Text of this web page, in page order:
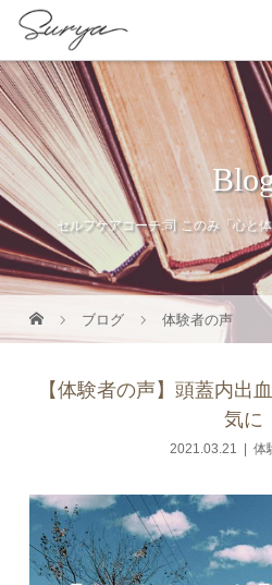
セルフケアコーチ:司 このみ「心と
ブログ 体験者の声
【体験者の声】頭蓋内出
気に
2021.03.21 体